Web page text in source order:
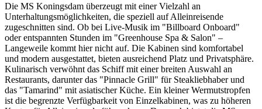
Die MS Koningsdam überzeugt mit einer Vielzahl an
Unterhaltungsmöglichkeiten, die speziell auf Alleinreisende
zugeschnitten sind. Ob bei Live-Musik im "Billboard Onboard"
oder entspannten Stunden im "Greenhouse Spa & Salon" –
Langeweile kommt hier nicht auf. Die Kabinen sind komfortabel
und modern ausgestattet, bieten ausreichend Platz und Privatsphäre.
Kulinarisch verwöhnt das Schiff mit einer breiten Auswahl an
Restaurants, darunter das "Pinnacle Grill" für Steakliebhaber und
das "Tamarind" mit asiatischer Küche. Ein kleiner Wermutstropfen
ist die begrenzte Verfügbarkeit von Einzelkabinen, was zu höheren